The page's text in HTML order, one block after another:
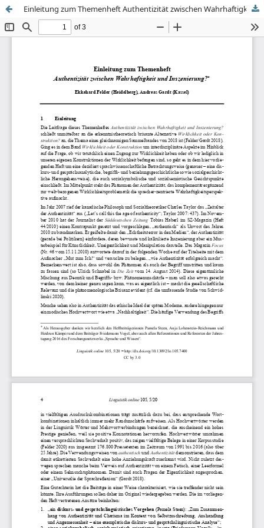
Einleitung zum Themenheft Authentizität zwischen Wahrhaftigkeit und Inszenierung?